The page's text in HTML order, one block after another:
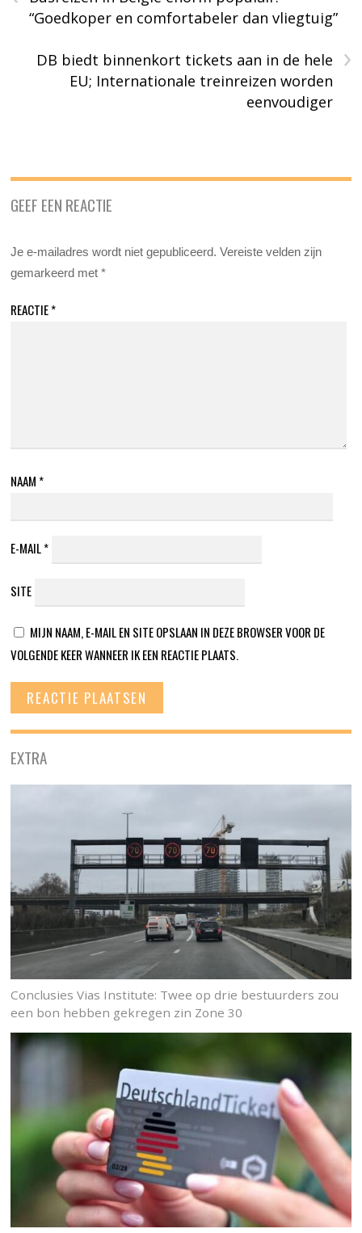
“Goedkoper en comfortabeler dan vliegtuig”
›
DB biedt binnenkort tickets aan in de hele
EU; Internationale treinreizen worden
eenvoudiger
GEEF EEN REACTIE
Je e-mailadres wordt niet gepubliceerd. Vereiste velden zijn
gemarkeerd met*
REACTIE*
NAAM *
E-MAIL*
SITE
MIJN NAAM, E-MAIL EN SITE OPSLAAN IN DEZE BROWSER VOOR DE
VOLGENDE KEER WANNEER IK EEN REACTIE PLAATS.
EXTRA
Conclusies Vias Institute: Twee op drie bestuurders zou
een bon hebben gekregen zin Zone 30